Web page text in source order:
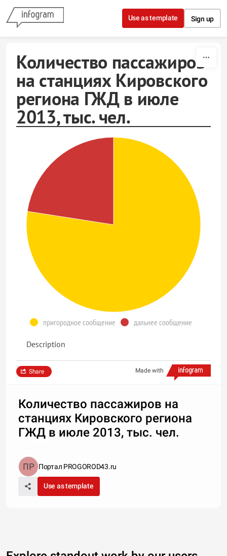
Skip to content
Use as template Sign up
Количество пассажиров
на станциях Кировского
региона ГЖД в июле
2013, тыс. чел.
пригородное сообщение дальнее сообщение
Description
Made with
Share
Количество пассажиров на
станциях Кировского региона
ГЖД в июле 2013, тыс. чел.
Портал PROGOROD43.ru
Use as template